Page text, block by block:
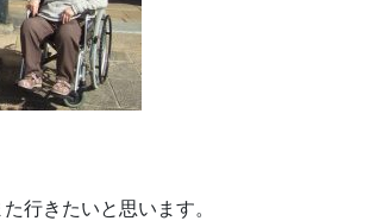
行きたいと思います。